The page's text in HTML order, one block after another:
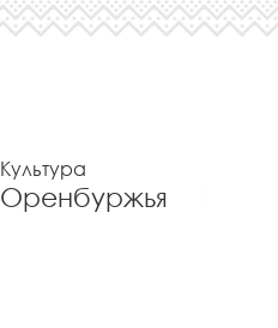
Культура
Оренбуржья